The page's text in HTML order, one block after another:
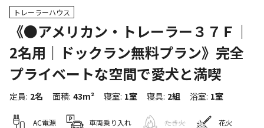
トレーラーハウス
《●アメリカン・トレーラー３７Ｆ｜
2名用｜ドックラン無料プラン》完全
プライベートな空間で愛犬と満喫
定員: 2名 面積: 43m² 寝室: 1室 寝具: 2組 浴室: 1室
AC電源 車両乗り入れ たき火
花火
トップ サイト・宿泊施設
WEB予約可能 クーポン利用可 宿泊施設
12人
ゲスト・イン 八城の杜
〒379-0225群馬県安中市松井田町八城上大見山1559-6
Googleマップで見る